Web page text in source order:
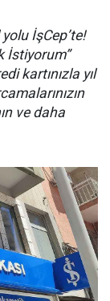
yolu İşCep’te!
İstiyorum”
kartınızla yıl
ve daha